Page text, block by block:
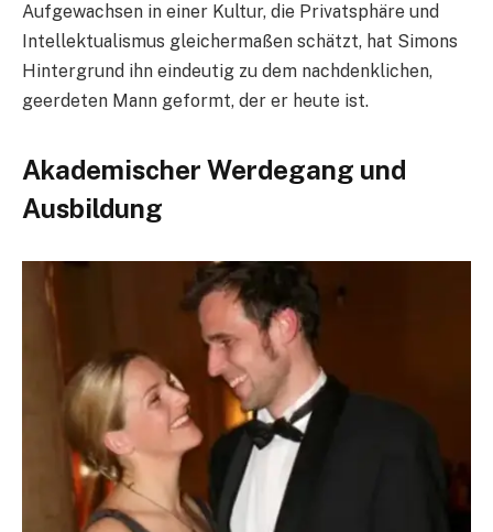
Aufgewachsen in einer Kultur, die Privatsphäre und
Intellektualismus gleichermaßen schätzt, hat Simons
Hintergrund ihn eindeutig zu dem nachdenklichen,
geerdeten Mann geformt, der er heute ist.
Akademischer Werdegang und
Ausbildung